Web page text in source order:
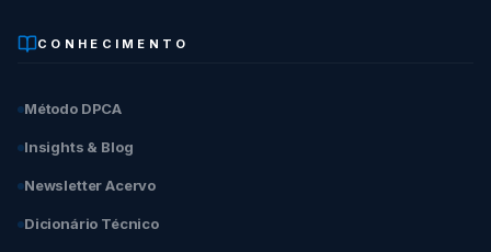
CONHECIMENTO
Método DPCA
Insights & Blog
Newsletter Acervo
Dicionário Técnico